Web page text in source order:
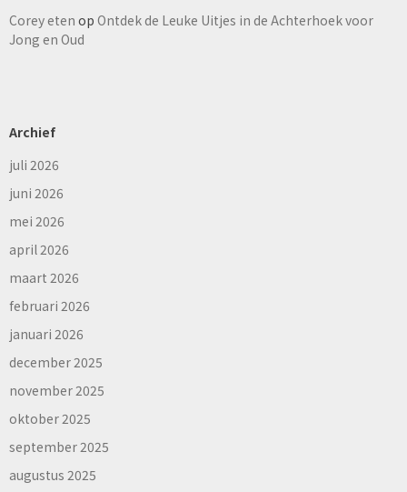
Corey eten op Ontdek de Leuke Uitjes in de Achterhoek voor
Jong en Oud
Archief
juli 2026
juni 2026
mei 2026
april 2026
maart 2026
februari 2026
januari 2026
december 2025
november 2025
oktober 2025
september 2025
augustus 2025